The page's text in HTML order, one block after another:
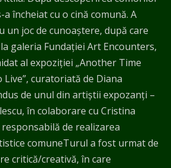
încheiat cu o cină comună. A
un joc de cunoaștere, după care
galeria Fundației Art Encounters,
al expoziției „Another Time
Live”, curatoriată de Diana
de unul din artiștii expozanți –
în colaborare cu Cristina
de realizarea
comuneTurul a fost urmat de
critică/creativă, în care